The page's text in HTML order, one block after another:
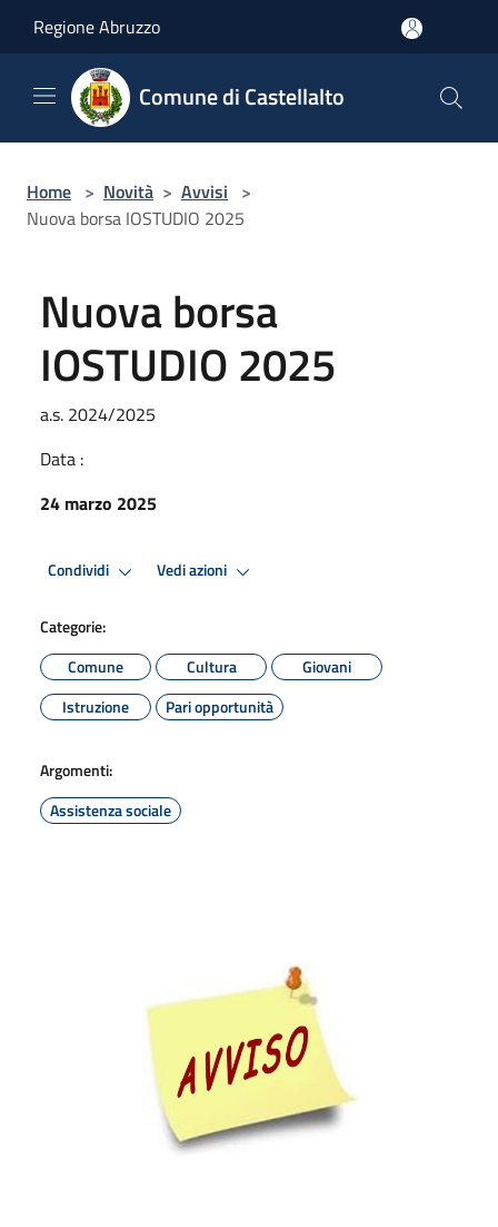
Regione Abruzzo
Comune di Castellalto
Home > Novità > Avvisi >
Nuova borsa IOSTUDIO 2025
Nuova borsa
IOSTUDIO 2025
a.s. 2024/2025
Data :
24 marzo 2025
Condividi Vedi azioni
Categorie:
Comune
Cultura
Giovani
Istruzione
Pari opportunità
Argomenti:
Assistenza sociale